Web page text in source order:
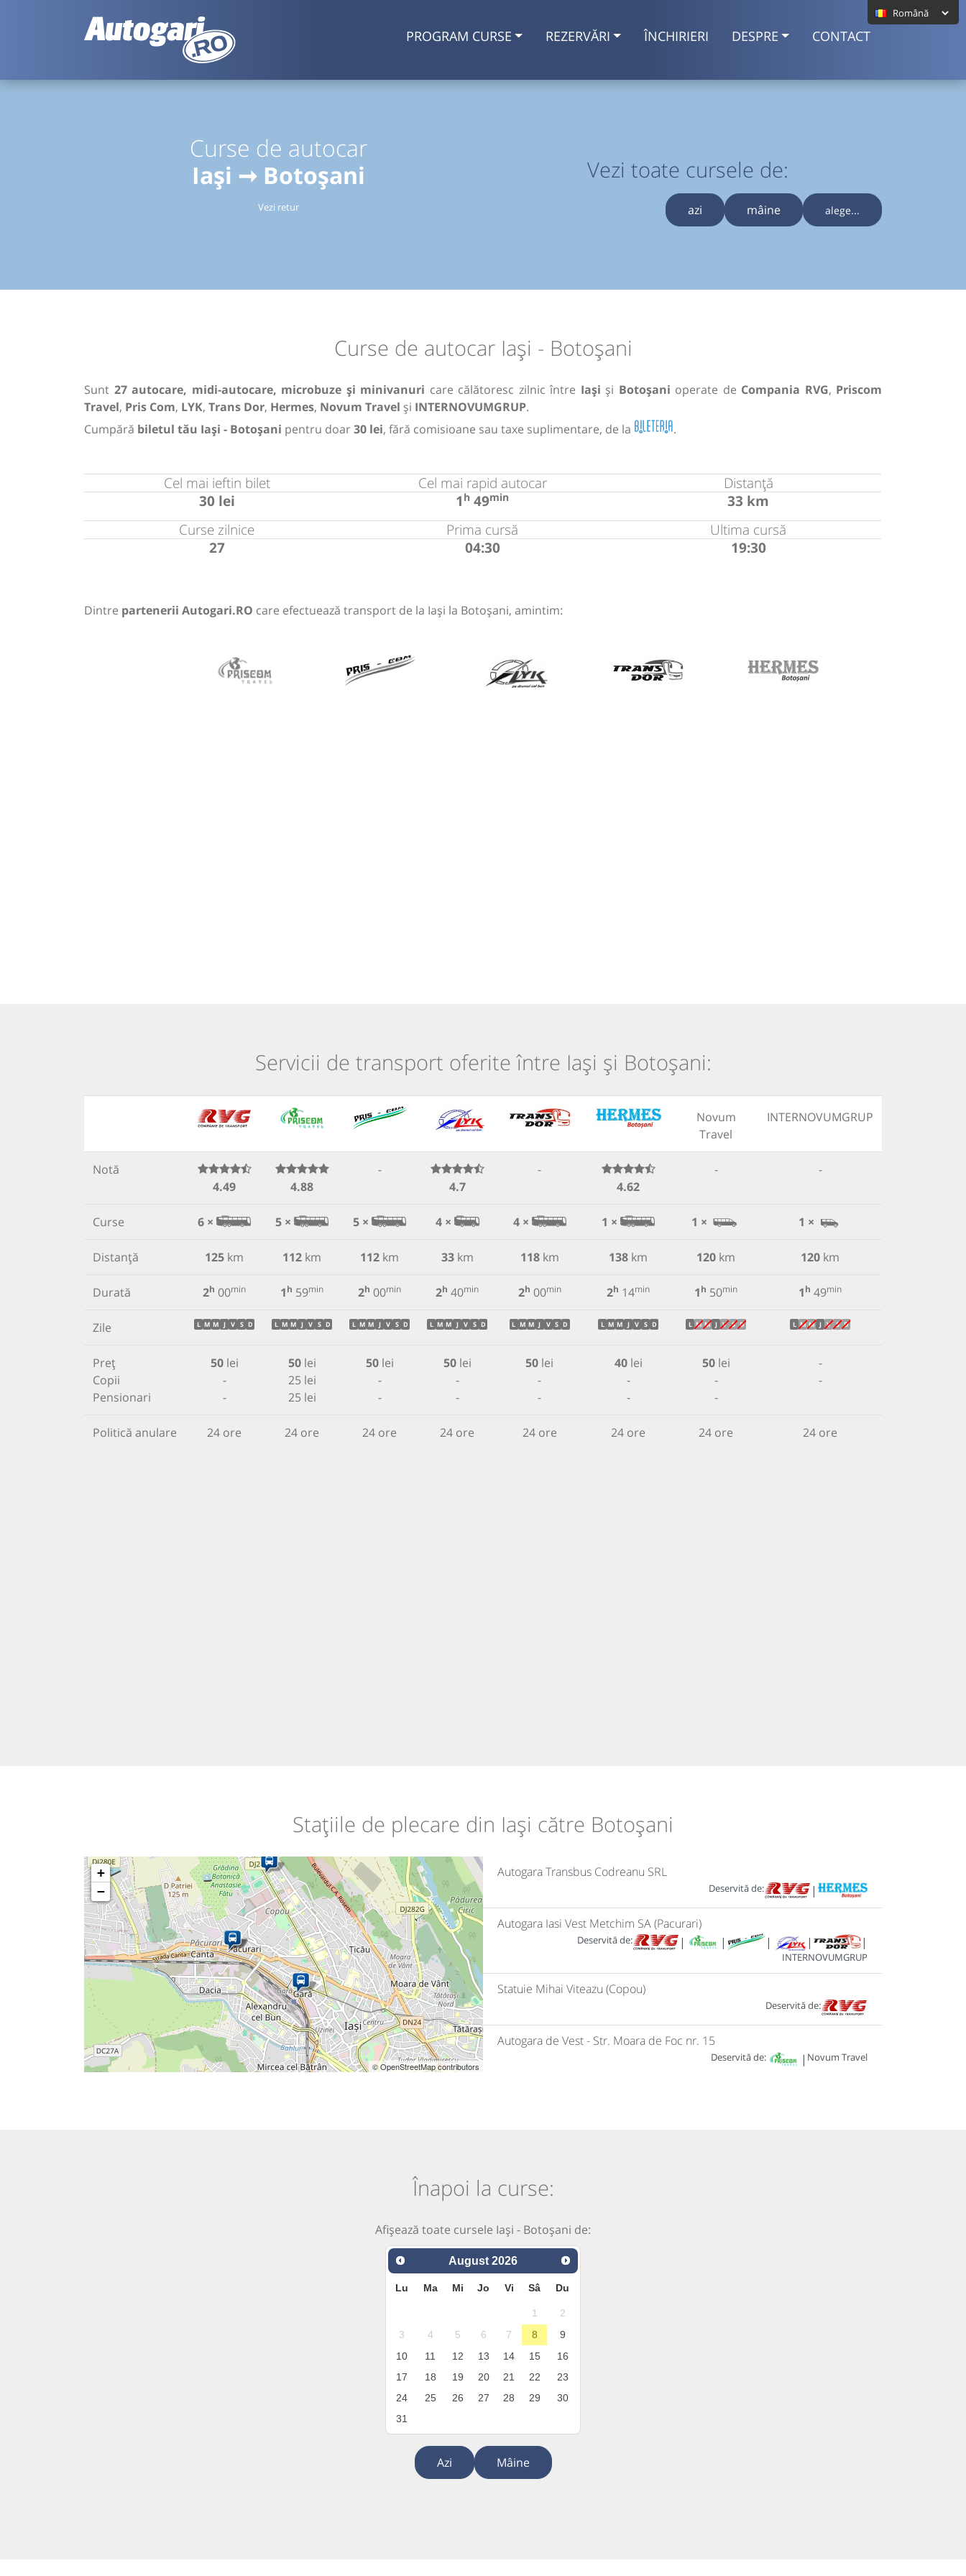
PROGRAM CURSE REZERVĂRI ÎNCHIRIERI DESPRE CONTACT
Curse de autocar
Iași ➞ Botoșani
Vezi retur
Vezi toate cursele de:
azi mâine alege...
Curse de autocar Iași - Botoșani
Sunt 27 autocare, midi-autocare, microbuze și minivanuri care călătoresc zilnic între Iași și Botoșani operate de Compania RVG, Priscom
Travel, Pris Com, LYK, Trans Dor, Hermes, Novum Travel și INTERNOVUMGRUP.
Cumpără biletul tău Iași - Botoșani pentru doar30 lei, fără comisioane sau taxe suplimentare, de la .
Cel mai ieftin bilet
30 lei
Cel mai rapid autocar
1h 49min
Distanță
33 km
Curse zilnice
27
Prima cursă
04:30
Ultima cursă
19:30
Dintre partenerii Autogari.RO care efectuează transport de la Iași la Botoșani, amintim:
Servicii de transport oferite între Iași și Botoșani:
Novum
Travel
INTERNOVUMGRUP
Notă
4.49
4.88
-
4.7
-
4.62
- -
Curse 6 × 5 × 5 × 4 × 4 × 1 × 1 × 1 ×
Distanță 125 km 112 km 112 km 33km 118km 138 km 120 km 120 km
Durată 2h 00min 1h 59min 2h 00min 2h 40min 2h 00min 2h 14min 1h 50min 1h 49min
Zile L M M J V S D L M M J V S D L M M J V S D L M M J V S D L M M J V S D L M M J V S D L M M J V S D L M M J V S D
Preț
Copii
Pensionari
50lei
-
-
50lei
25 lei
25 lei
50lei
-
-
50lei
-
-
50 lei
-
-
40lei
-
-
50lei
-
-
-
-
Politică anulare 24 ore 24 ore 24 ore 24 ore 24 ore 24 ore 24 ore 24 ore
Stațiile de plecare din Iași către Botoșani
+
−
© OpenStreetMap contributors
Autogara Transbus Codreanu SRL
Deservită de: |
Autogara Iasi Vest Metchim SA (Pacurari)
Deservită de: | | | | |
INTERNOVUMGRUP
Statuie Mihai Viteazu (Copou)
Deservită de:
Autogara de Vest - Str. Moara de Foc nr. 15
Deservită de: | Novum Travel
Înapoi la curse:
Afișează toate cursele Iași - Botoșani de:
August 2026
Lu Ma Mi Jo Vi Sâ Du
1
2
3
4 5 6 7 8
9
10
11 12 13 14 15
16
17
18 19 20 21 22
23
24
25 26 27 28 29
30
31
Azi Mâine